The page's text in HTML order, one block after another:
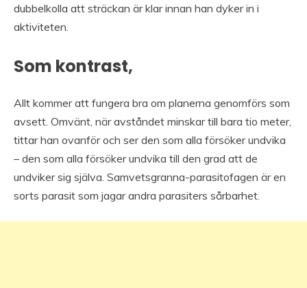
dubbelkolla att sträckan är klar innan han dyker in i
aktiviteten.
Som kontrast,
Allt kommer att fungera bra om planerna genomförs som
avsett. Omvänt, när avståndet minskar till bara tio meter,
tittar han ovanför och ser den som alla försöker undvika
– den som alla försöker undvika till den grad att de
undviker sig själva. Samvetsgranna-parasitofagen är en
sorts parasit som jagar andra parasiters sårbarhet.